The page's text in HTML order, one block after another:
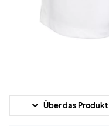
Über das Produkt